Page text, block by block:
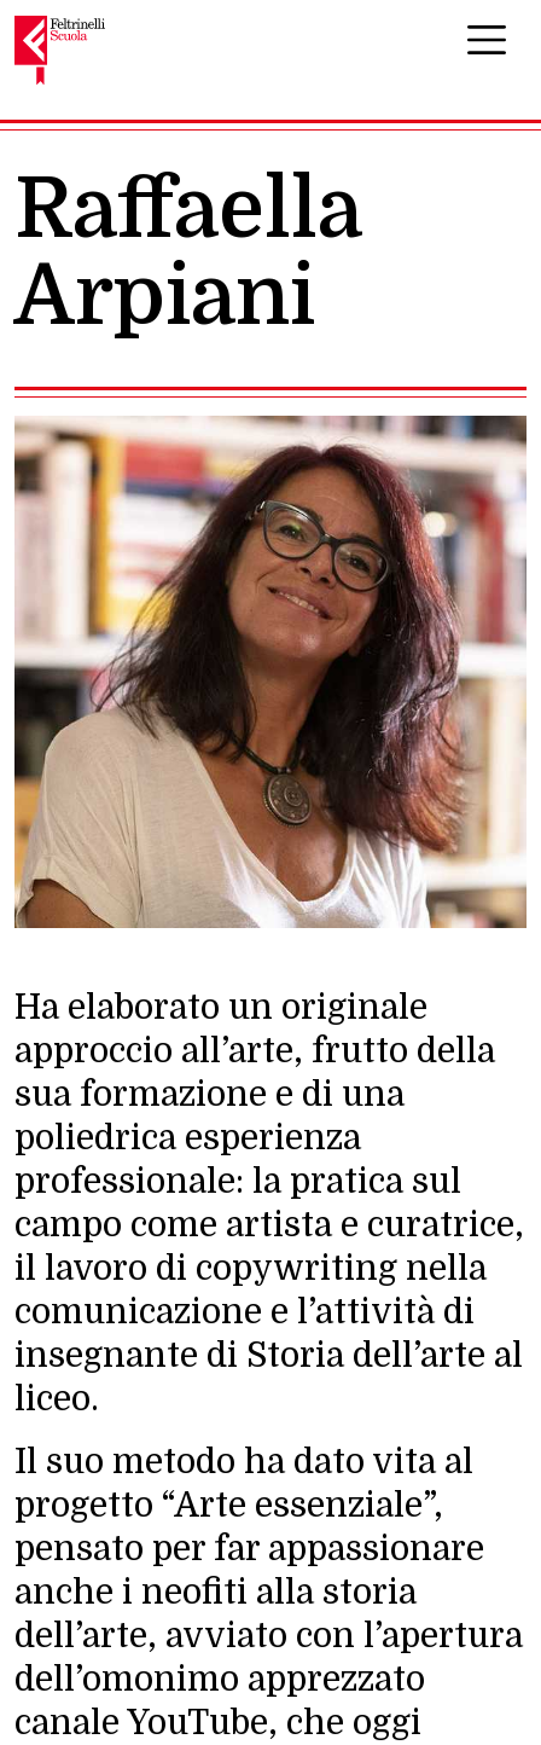
Navigazione principale
Raffaella
Arpiani
Ha elaborato un originale
approccio all’arte, frutto della
sua formazione e di una
poliedrica esperienza
professionale: la pratica sul
campo come artista e curatrice,
il lavoro di copywriting nella
comunicazione e l’attività di
insegnante di Storia dell’arte al
liceo.
Il suo metodo ha dato vita al
progetto “Arte essenziale”,
pensato per far appassionare
anche i neofiti alla storia
dell’arte, avviato con l’apertura
dell’omonimo apprezzato
canale YouTube, che oggi